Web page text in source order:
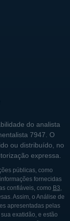
II focou
de
têm
como
novas
II é
e
do analista
7947. O
ou distribuído, no
expressa.
públicas, como
fornecidas
confiáveis, como B3,
Assim, o Análise de
apresentadas pelas
exatidão, e estão